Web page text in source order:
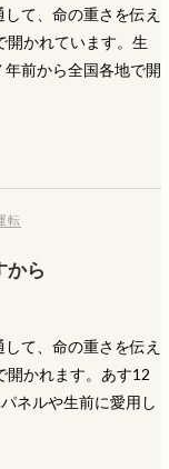
て、命の重さを伝え
開かれています。生
前から全国各地で開
転
から
て、命の重さを伝え
開かれます。あす12
ネルや生前に愛用し